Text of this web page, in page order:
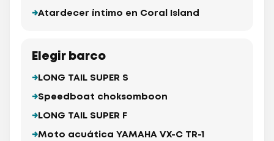
Atardecer íntimo en Coral Island
Elegir barco
LONG TAIL SUPER S
Speedboat choksomboon
LONG TAIL SUPER F
Moto acuática YAMAHA VX-C TR-1